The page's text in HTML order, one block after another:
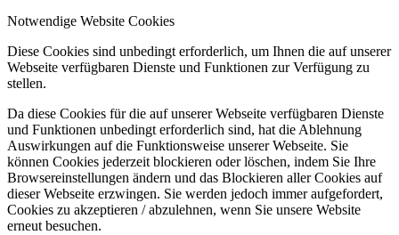
Notwendige Website Cookies
Diese Cookies sind unbedingt erforderlich, um Ihnen die auf unserer
Webseite verfügbaren Dienste und Funktionen zur Verfügung zu
stellen.
Da diese Cookies für die auf unserer Webseite verfügbaren Dienste
und Funktionen unbedingt erforderlich sind, hat die Ablehnung
Auswirkungen auf die Funktionsweise unserer Webseite. Sie
können Cookies jederzeit blockieren oder löschen, indem Sie Ihre
Browsereinstellungen ändern und das Blockieren aller Cookies auf
dieser Webseite erzwingen. Sie werden jedoch immer aufgefordert,
Cookies zu akzeptieren / abzulehnen, wenn Sie unsere Website
erneut besuchen.